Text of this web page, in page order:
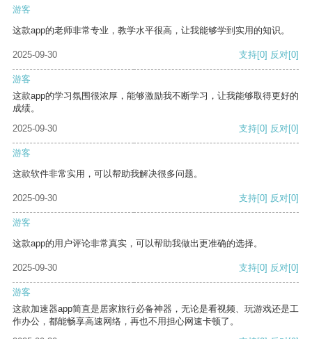
游客
这款app的老师非常专业，教学水平很高，让我能够学到实用的知识。
2025-09-30 支持[0] 反对[0]
游客
这款app的学习氛围很浓厚，能够激励我不断学习，让我能够取得更好的
成绩。
2025-09-30
支持[0] 反对[0]
游客
这款软件非常实用，可以帮助我解决很多问题。
2025-09-30 支持[0] 反对[0]
游客
这款app的用户评论非常真实，可以帮助我做出更准确的选择。
2025-09-30 支持[0] 反对[0]
游客
这款加速器app简直是居家旅行必备神器，无论是看视频、玩游戏还是工
作办公，都能畅享高速网络，再也不用担心网速卡顿了。